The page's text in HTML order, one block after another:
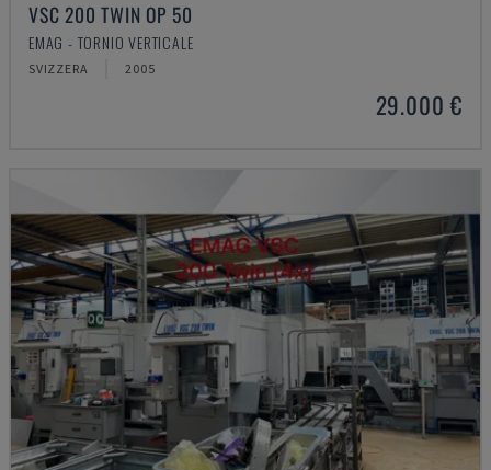
VSC 200 TWIN OP 50
EMAG - TORNIO VERTICALE
SVIZZERA 2005
29.000 €